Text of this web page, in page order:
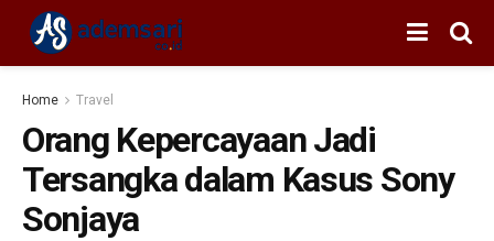
Home Travel
Orang Kepercayaan Jadi
Tersangka dalam Kasus Sony
Sonjaya